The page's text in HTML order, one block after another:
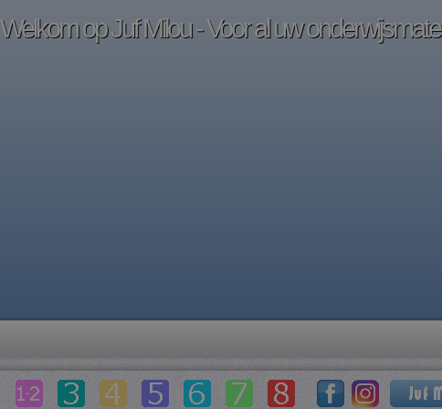
Welkom op Juf Milou - Voor al uw